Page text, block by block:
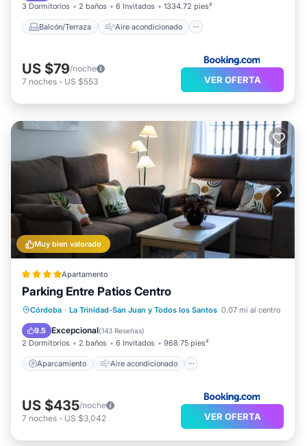
3 Dormitorios 2 baños 6 Invitados 1334.72 pies²
Balcón/Terraza Aire acondicionado
US $79/noche
7 noches - US $553 VER OFERTA
Muy bien valorado
Apartamento
Parking Entre Patios Centro
Córdoba · La Trinidad-San Juan y Todos los Santos 0.07 mi al centro
9.5 Excepcional(143 Reseñas)
2 Dormitorios 2 baños 6 Invitados 968.75 pies²
Aparcamiento Aire acondicionado
Aparcamiento
Aire acondicionado
Internet
Apto para niños
US $435/noche
7 noches - US $3,042 VER OFERTA